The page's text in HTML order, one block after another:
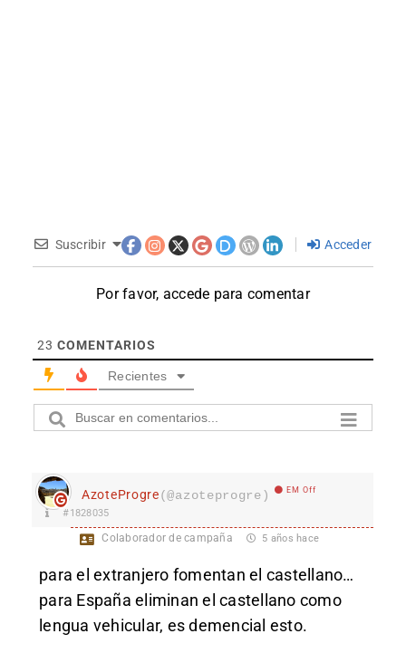
Suscribir Acceder
Por favor, accede para comentar
23 COMENTARIOS
Recientes
AzoteProgre(@azoteprogre) EM Off
#1828035
Colaborador de campaña 5 años hace
para el extranjero fomentan el castellano…
para España eliminan el castellano como
lengua vehicular, es demencial esto.